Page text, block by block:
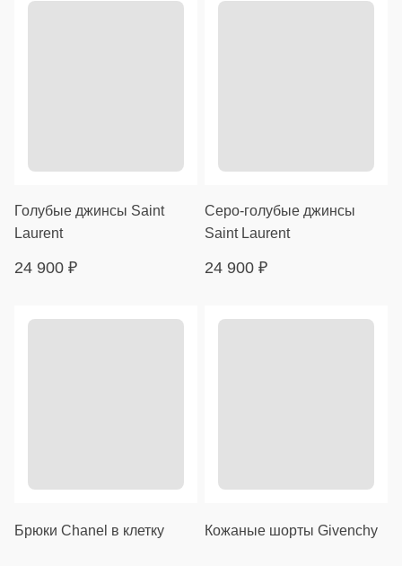
Голубые джинсы Saint
Laurent
24 900 ₽
Серо-голубые джинсы
Saint Laurent
24 900 ₽
Брюки Chanel в клетку Кожаные шорты Givenchy